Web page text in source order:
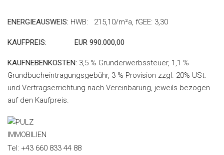
ENERGIEAUSWEIS: HWB: 215,10/m²a, fGEE: 3,30
KAUFPREIS: EUR 990.000,00
KAUFNEBENKOSTEN: 3,5 % Grunderwerbssteuer, 1,1 %
Grundbucheintragungsgebühr, 3 % Provision zzgl. 20% USt.
und Vertragserrichtung nach Vereinbarung, jeweils bezogen
auf den Kaufpreis.
Tel: +43 660 833 44 88